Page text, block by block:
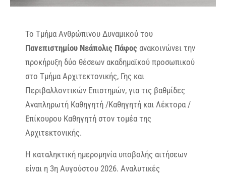
Το Τμήμα Ανθρώπινου Δυναμικού του
Πανεπιστημίου Νεάπολις Πάφος ανακοινώνει την
προκήρυξη δύο θέσεων ακαδημαϊκού προσωπικού
στο Τμήμα Αρχιτεκτονικής, Γης και
Περιβαλλοντικών Επιστημών, για τις βαθμίδες
Αναπληρωτή Καθηγητή /Καθηγητή και Λέκτορα /
Επίκουρου Καθηγητή στον τομέα της
Αρχιτεκτονικής.
Η καταληκτική ημερομηνία υποβολής αιτήσεων
είναι η 3η Αυγούστου 2026. Αναλυτικές